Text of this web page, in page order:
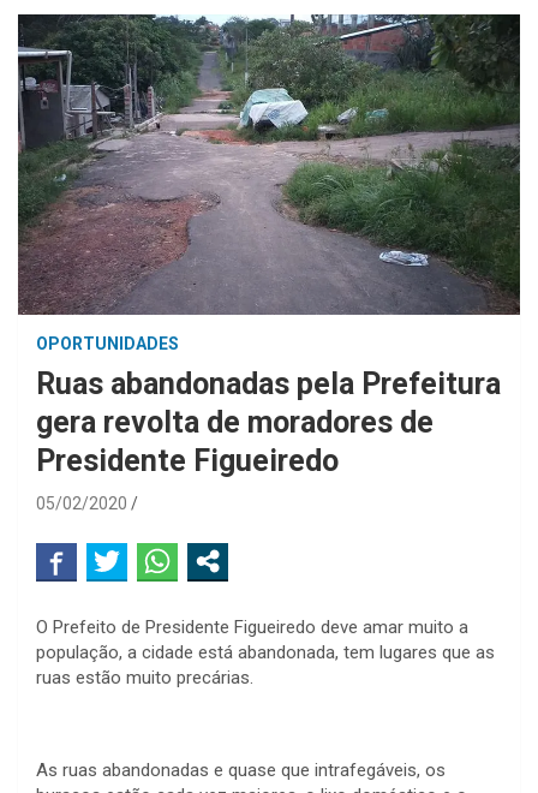
OPORTUNIDADES
Ruas abandonadas pela Prefeitura
gera revolta de moradores de
Presidente Figueiredo
05/02/2020
O Prefeito de Presidente Figueiredo deve amar muito a
população, a cidade está abandonada, tem lugares que as
ruas estão muito precárias.
As ruas abandonadas e quase que intrafegáveis, os